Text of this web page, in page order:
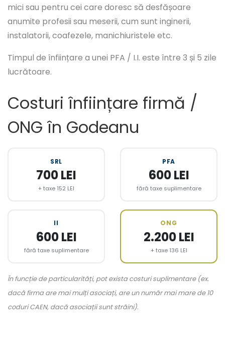
mici sau pentru cei care doresc să desfășoare
anumite profesii sau meserii, cum sunt inginerii,
instalatorii, coafezele, manichiuristele etc.
Timpul de înființare a unei PFA / I.I. este între 3 și 5 zile
lucrătoare.
Costuri înființare firmă /
ONG în Godeanu
SRL
700 LEI
+ taxe 152 LEI
PFA
600 LEI
fără taxe suplimentare
II
600 LEI
fără taxe suplimentare
ONG
2.200 LEI
+ taxe 136 LEI
În funcție de particularități, pot exista costuri suplimentare (ex.
dacă firma are mai mulți asociați, are un număr mai mare de 10
coduri CAEN, dacă asociații sunt străini).